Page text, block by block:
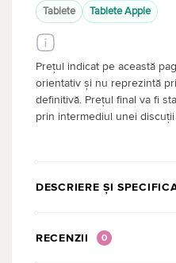
Tablete Tablete Apple
Prețul indicat pe această
orientativ și nu reprezintă
definitivă. Prețul final va fi
prin intermediul unei
DESCRIERE ȘI
RECENZII 0